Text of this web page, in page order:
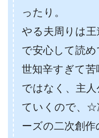
ったり。
やる夫周りは
で安心して読め
世知辛すぎて
ではなく、主
ていくので、☆
ーズの二次創